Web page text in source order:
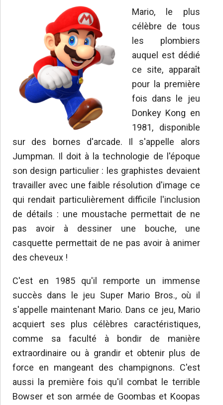
Mario, le plus
célèbre de tous
les plombiers
auquel est dédié
ce site, apparaît
pour la première
fois dans le jeu
Donkey Kong en
1981, disponible
sur des bornes d'arcade. Il s'appelle alors
Jumpman. Il doit à la technologie de l'époque
son design particulier : les graphistes devaient
travailler avec une faible résolution d'image ce
qui rendait particulièrement difficile l'inclusion
de détails : une moustache permettait de ne
pas avoir à dessiner une bouche, une
casquette permettait de ne pas avoir à animer
des cheveux !
C'est en 1985 qu'il remporte un immense
succès dans le jeu Super Mario Bros., où il
s'appelle maintenant Mario. Dans ce jeu, Mario
acquiert ses plus célèbres caractéristiques,
comme sa faculté à bondir de manière
extraordinaire ou à grandir et obtenir plus de
force en mangeant des champignons. C'est
aussi la première fois qu'il combat le terrible
Bowser et son armée de Goombas et Koopas